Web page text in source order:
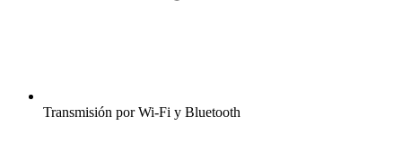
Transmisión por Wi-Fi y Bluetooth